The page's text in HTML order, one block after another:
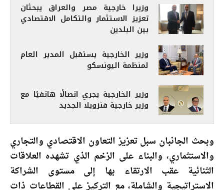
وزيرا خارجية مصر والعراق يبحثان
تعزيز الاستثمار والتكامل الاقتصادي
بين البلدين
وزير الخارجية يستقبل المدير العام
لمنظمة اليونسكو
وزير الخارجية يجري اتصالًا هاتفيًا مع
وزير خارجية فنزويلا الجديد
وبحث الجانبان سبل تعزيز التعاون الاقتصادي والتجاري
والاستثماري، والبناء على الزخم الذي تشهده العلاقات
الثنائية عقب الارتقاء بها إلى مستوى الشراكة
الاستراتيجية والشاملة، مع التركيز على القطاعات ذات